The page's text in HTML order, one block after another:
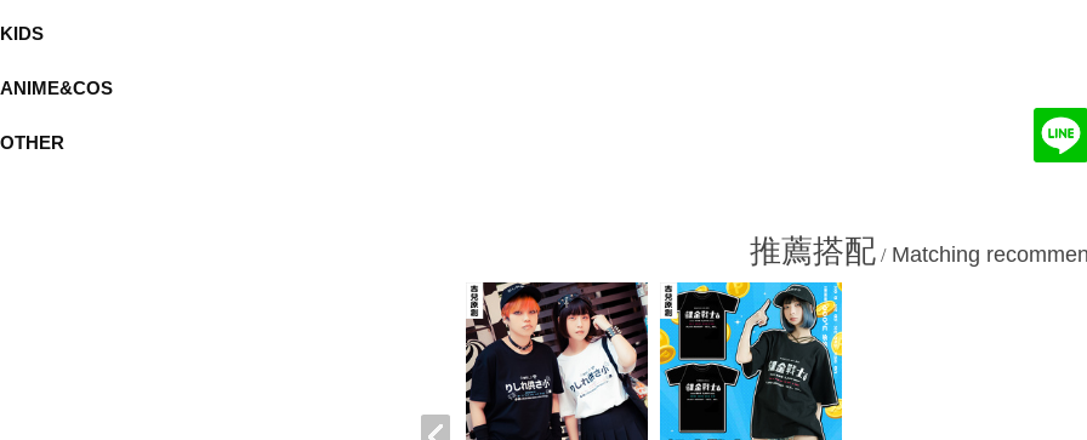
KIDS
ANIME&COS
OTHER
推薦搭配/ Matching